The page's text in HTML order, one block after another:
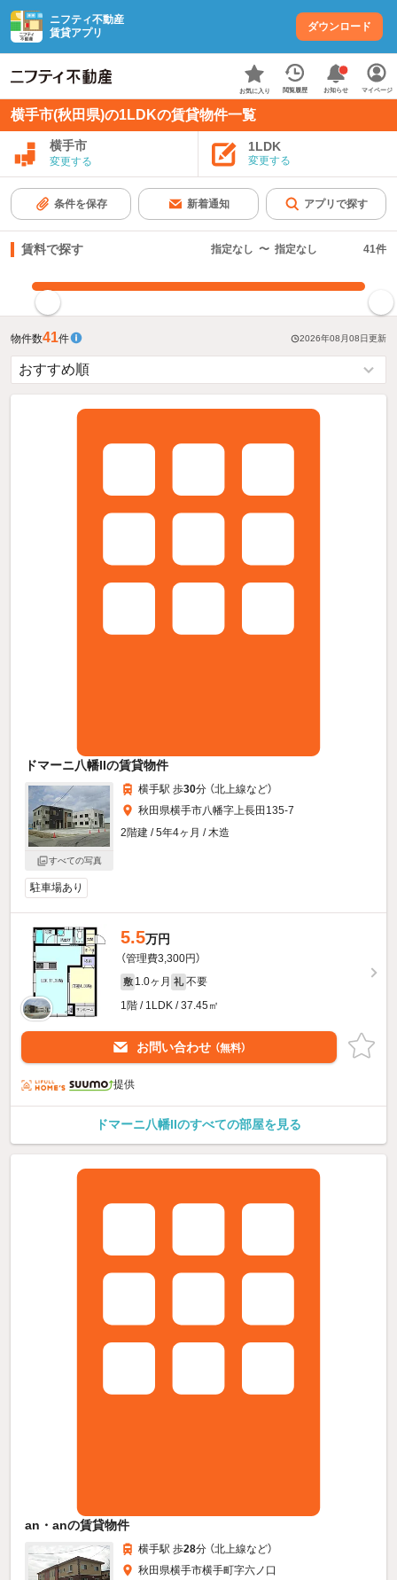
ニフティ不動産
賃貸アプリ
ダウンロード
お気に入り 閲覧履歴 お知らせ マイページ
横手市(秋田県)の1LDKの賃貸物件一覧
横手市
変更する
1LDK
変更する
条件を保存 新着通知 アプリで探す
賃料で探す 指定なし 〜 指定なし 41件
物件数41件 2026年08月08日更新
ドマーニ八幡IIの賃貸物件
すべての写真
横手駅 歩30分 （北上線など）
秋田県横手市八幡字上長田135-7
2階建 / 5年4ヶ月 / 木造
駐車場あり
5.5万円
（管理費3,300円）
敷 1.0ヶ月 礼 不要
1階 / 1LDK / 37.45㎡
お問い合わせ （無料）
提供
ドマーニ八幡IIのすべての部屋を見る
an・anの賃貸物件
横手駅 歩28分 （北上線など）
秋田県横手市横手町字六ノ口